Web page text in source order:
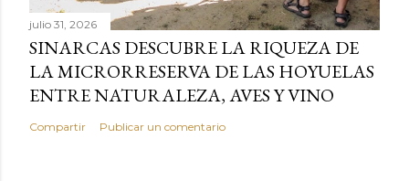
julio 31, 2026
SINARCAS DESCUBRE LA RIQUEZA DE
LA MICRORRESERVA DE LAS HOYUELAS
ENTRE NATURALEZA, AVES Y VINO
Compartir Publicar un comentario